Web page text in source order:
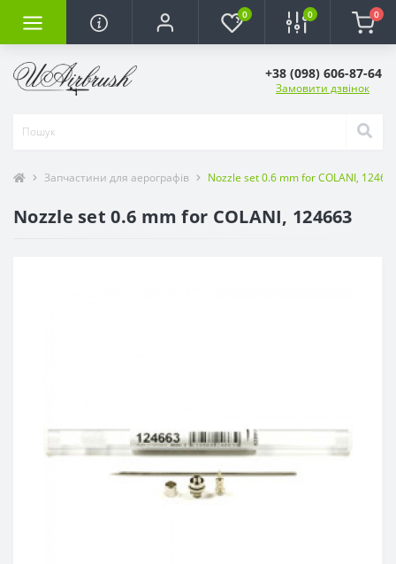
0 0 0
+38 (098) 606-87-64
Замовити дзвінок
Запчастини для аерографів Nozzle set 0.6 mm for COLANI,
Nozzle set 0.6 mm for COLANI, 124663